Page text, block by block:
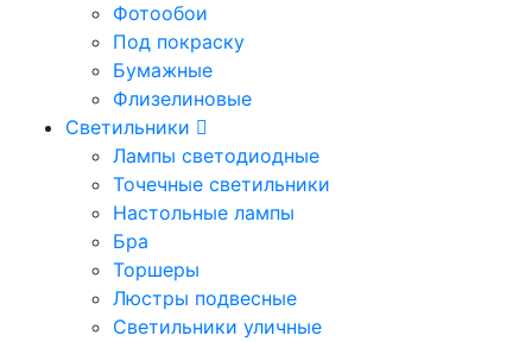
Фотообои
Под покраску
Бумажные
Флизелиновые
Светильники
Лампы светодиодные
Точечные светильники
Настольные лампы
Бра
Торшеры
Люстры подвесные
Светильники уличные